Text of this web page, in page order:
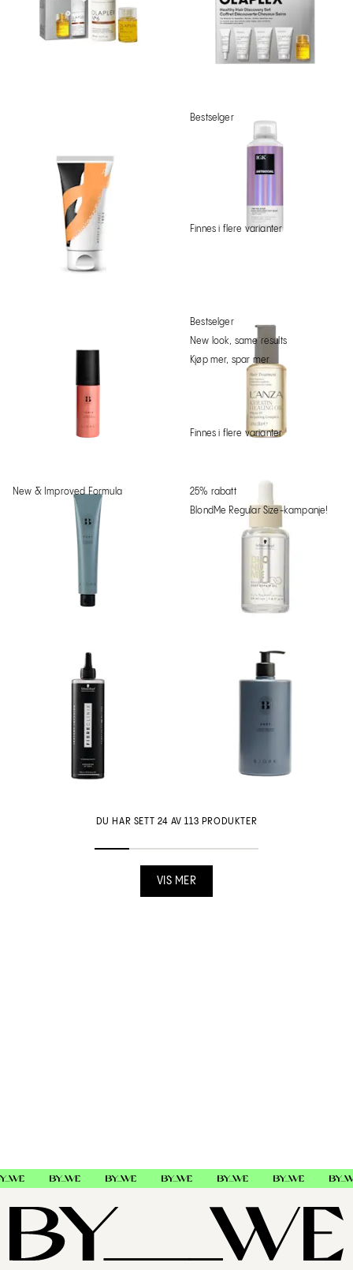
Bestselger
Finnes i flere varianter
Bestselger
New look, same results
Kjøp mer, spar mer
Finnes i flere varianter
New & Improved Formula
25% rabatt
BlondMe Regular Size-kampanje!
DU HAR SETT 24 AV 113 PRODUKTER
VIS MER